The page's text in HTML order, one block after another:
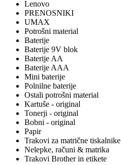
Lenovo
PRENOSNIKI
UMAX
Potrošni material
Baterije
Baterije 9V blok
Baterije AA
Baterije AAA
Mini baterije
Polnilne baterije
Ostali potrošni material
Kartuše - original
Tonerji - original
Bobni - original
Papir
Trakovi za matrične tiskalnike
Nelepke, računi & matrika
Trakovi Brother in etikete